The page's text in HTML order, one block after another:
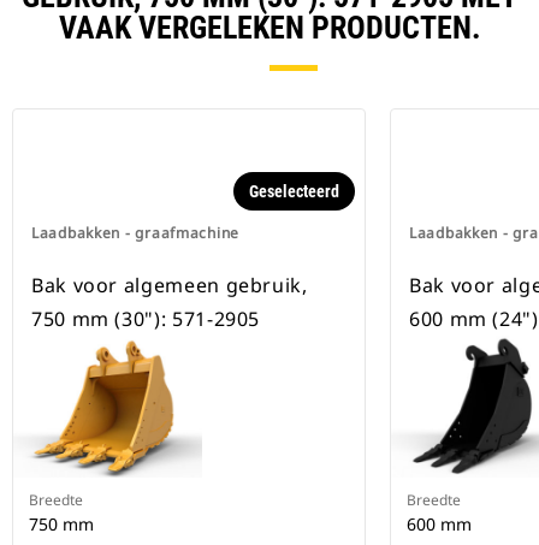
graafmachines op rupsbanden en
VAAK VERGELEKEN PRODUCTEN.
Laadbakken - graafmachine
Geselecteerd
Bak voor algemeen gebruik,
750 mm (30"): 571-2905
Breedte
750 mm
Laadbakken -
Bak voor
600 mm
Breedte
600 mm